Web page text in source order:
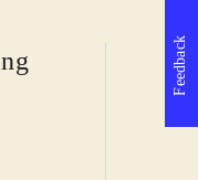
Feedback